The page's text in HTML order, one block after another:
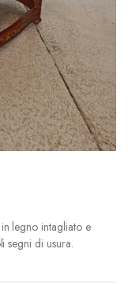
legno intagliato e
segni di usura.